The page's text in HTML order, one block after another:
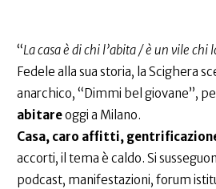
“La casa è di chi l’abita / è un vile chi
Fedele alla sua storia, la Scighera
anarchico, “Dimmi bel giovane”,
abitareoggi a Milano.
Casa, caro affitti,
accorti, il tema è caldo. Si
podcast, manifestazioni, forum